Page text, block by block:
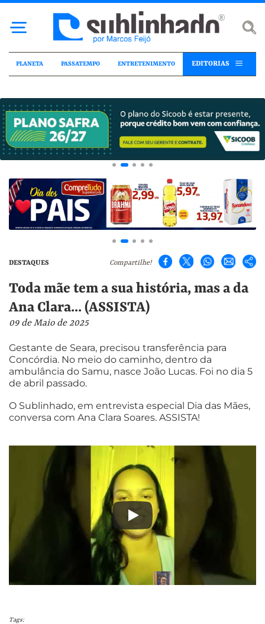
PLANETA PASSATEMPO ENTRETENIMENTO EDITORIAS
DESTAQUES Compartilhe!
Toda mãe tem a sua história, mas a da
Ana Clara... (ASSISTA)
09 de Maio de 2025
Gestante de Seara, precisou transferência para
Concórdia. No meio do caminho, dentro da
ambulância do Samu, nasce João Lucas. Foi no dia 5
de abril passado.
O Sublinhado, em entrevista especial Dia das Mães,
conversa com Ana Clara Soares. ASSISTA!
Tags: